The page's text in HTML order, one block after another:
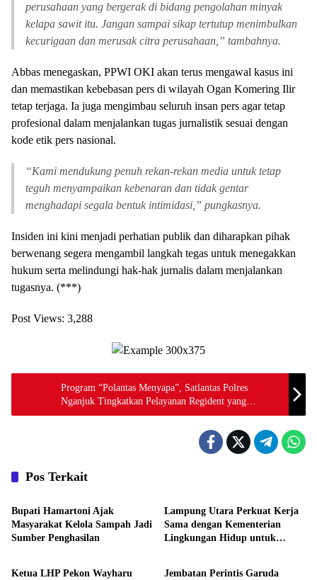
perusahaan yang bergerak di bidang pengolahan minyak
kelapa sawit itu. Jangan sampai sikap tertutup menimbulkan
kecurigaan dan merusak citra perusahaan,” tambahnya.
Abbas menegaskan, PPWI OKI akan terus mengawal kasus ini
dan memastikan kebebasan pers di wilayah Ogan Komering Ilir
tetap terjaga. Ia juga mengimbau seluruh insan pers agar tetap
profesional dalam menjalankan tugas jurnalistik sesuai dengan
kode etik pers nasional.
“Kami mendukung penuh rekan-rekan media untuk tetap
teguh menyampaikan kebenaran dan tidak gentar
menghadapi segala bentuk intimidasi,” pungkasnya.
Insiden ini kini menjadi perhatian publik dan diharapkan pihak
berwenang segera mengambil langkah tegas untuk menegakkan
hukum serta melindungi hak-hak jurnalis dalam menjalankan
tugasnya. (***)
Post Views: 3,288
Program “Polantas Menyapa”, Satlantas Polres
Nganjuk Tingkatkan Pelayanan Regident yang
Humanis
Pos Terkait
Daerah
Bupati Hamartoni Ajak
Masyarakat Kelola Sampah Jadi
Sumber Penghasilan
Lampung Utara Perkuat Kerja
Sama dengan Kementerian
Lingkungan Hidup untuk
Daerah
Ketua LHP Pekon Wayharu
Daerah
Jembatan Perintis Garuda